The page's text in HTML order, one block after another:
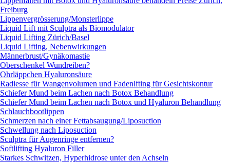
Freiburg
Lippenvergrösserung/Monsterlippe
Liquid Lift mit Sculptra als Biomodulator
Liquid Lifting Zürich/Basel
Liquid Lifting, Nebenwirkungen
Männerbrust/Gynäkomastie
Oberschenkel Wundreiben?
Ohrläppchen Hyaluronsäure
Radiesse für Wangenvolumen und Fadenlfting für Gesichtskontur
Schiefer Mund beim Lachen nach Botox Behandlung
Schiefer Mund beim Lachen nach Botox und Hyaluron Behandlung
Schlauchbootlippen
Schmerzen nach einer Fettabsaugung/Liposuction
Schwellung nach Liposuction
Sculptra für Augenringe entfernen?
Softlifting Hyaluron Filler
Starkes Schwitzen, Hyperhidrose unter den Achseln